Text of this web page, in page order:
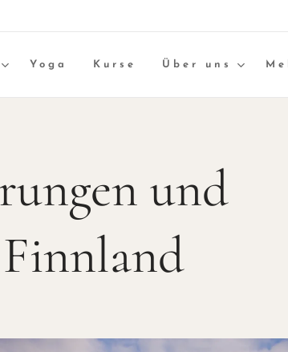
Yoga Kurse Über uns
und